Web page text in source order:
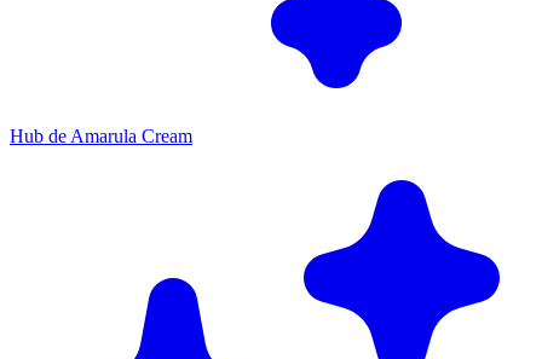
Hub de Amarula Cream